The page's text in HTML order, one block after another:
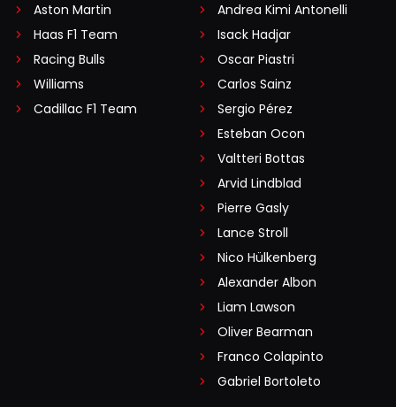
Aston Martin
Haas F1 Team
Racing Bulls
Williams
Cadillac F1 Team
Andrea Kimi Antonelli
Isack Hadjar
Oscar Piastri
Carlos Sainz
Sergio Pérez
Esteban Ocon
Valtteri Bottas
Arvid Lindblad
Pierre Gasly
Lance Stroll
Nico Hülkenberg
Alexander Albon
Liam Lawson
Oliver Bearman
Franco Colapinto
Gabriel Bortoleto